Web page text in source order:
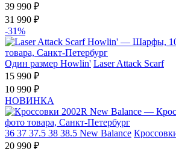
39 990 ₽
31 990 ₽
-31%
Один размер Howlin' Laser Attack Scarf
15 990 ₽
10 990 ₽
НОВИНКА
36 37 37.5 38 38.5 New Balance
20 990 ₽